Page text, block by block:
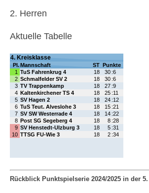
2. Herren
Aktuelle Tabelle
Rückblick Punktspielserie 2024/2025 in der